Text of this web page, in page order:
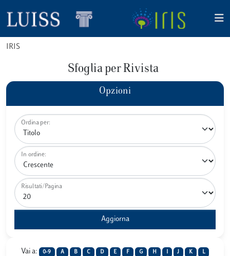
IRIS
Sfoglia per Rivista
Opzioni
Ordina per:
In ordine:
Risultati/Pagina
Vai a: 0-9 A B C D E F G H J K L